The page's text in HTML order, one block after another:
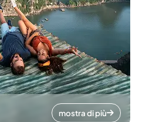
mostra di più